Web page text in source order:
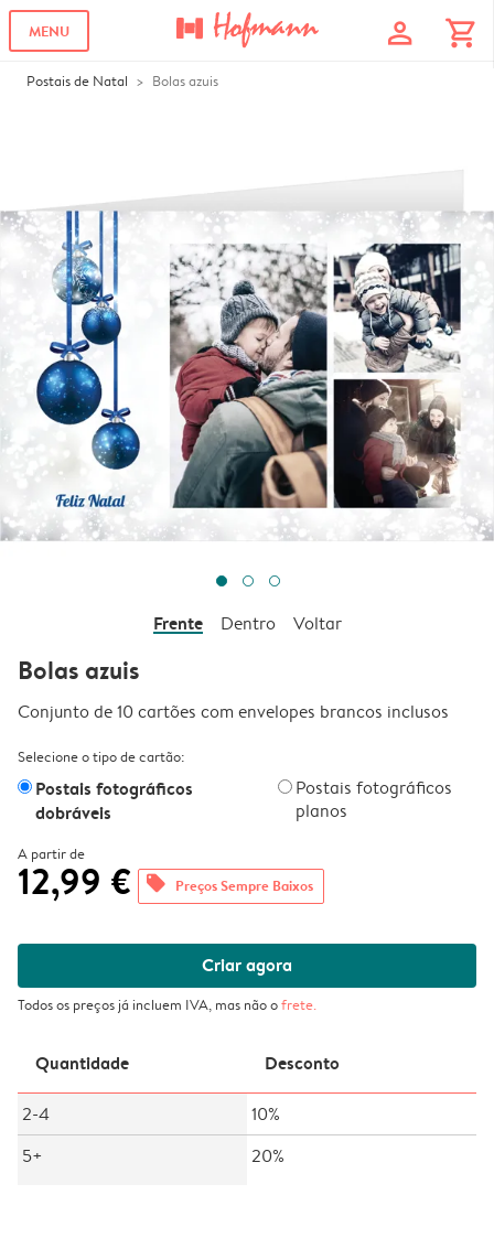
MENU profile shopping_cart
Postais de Natal Bolas azuis
Frente Dentro Voltar
Bolas azuis
Conjunto de 10 cartões com envelopes brancos inclusos
Selecione o tipo de cartão:
Postais fotográficos
dobráveis
Postais fotográficos
planos
A partir de
12,99 € offers Preços Sempre Baixos
Criar agora
Todos os preços já incluem IVA, mas não ofrete.
Quantidade Desconto
2-4
10%
5+
20%